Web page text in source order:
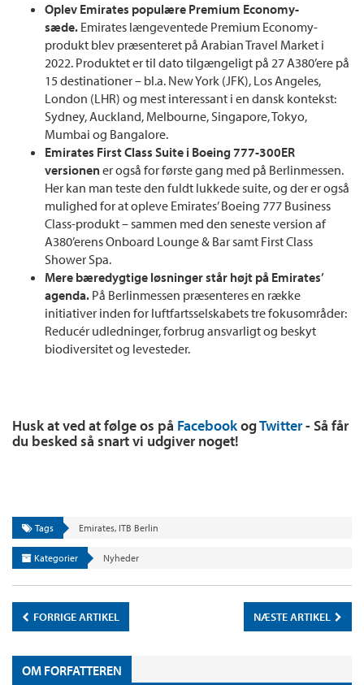
Oplev Emirates populære Premium Economy-
sæde. Emirates længeventede Premium Economy-
produkt blev præsenteret på Arabian Travel Market i
2022. Produktet er til dato tilgængeligt på 27 A380’ere på
15 destinationer – bl.a. New York (JFK), Los Angeles,
London (LHR) og mest interessant i en dansk kontekst:
Sydney, Auckland, Melbourne, Singapore, Tokyo,
Mumbai og Bangalore.
Emirates First Class Suite i Boeing 777-300ER
versionen er også for første gang med på Berlinmessen.
Her kan man teste den fuldt lukkede suite, og der er også
mulighed for at opleve Emirates’ Boeing 777 Business
Class-produkt – sammen med den seneste version af
A380’erens Onboard Lounge & Bar samt First Class
Shower Spa.
Mere bæredygtige løsninger står højt på Emirates’
agenda. På Berlinmessen præsenteres en række
initiativer inden for luftfartsselskabets tre fokusområder:
Reducér udledninger, forbrug ansvarligt og beskyt
biodiversitet og levesteder.
Husk at ved at følge os på FacebookogTwitter- Så får
du besked så snart vi udgiver noget!
Tags Emirates, ITB Berlin
Kategorier Nyheder
FORRIGE ARTIKEL NÆSTE ARTIKEL
OM FORFATTEREN